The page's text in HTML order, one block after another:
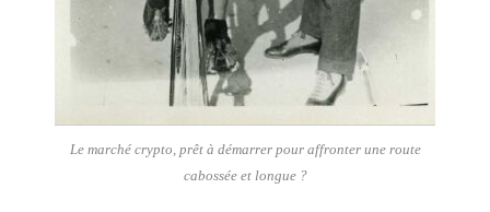
Le marché crypto, prêt à démarrer pour affronter une route
cabossée et longue ?